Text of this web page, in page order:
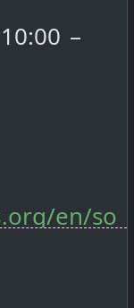
with
–
en/so